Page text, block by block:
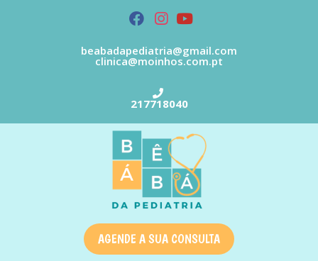
beabadapediatria@gmail.com
clinica@moinhos.com.pt
217718040
AGENDE A SUA CONSULTA